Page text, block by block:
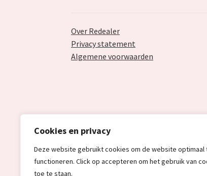
Cookies en privacy
Deze website gebruikt cookies om de website optimaal
functioneren. Click op accepteren om het gebruik van
toe te staan.
Over Redealer
Privacy statement
Algemene voorwaarden